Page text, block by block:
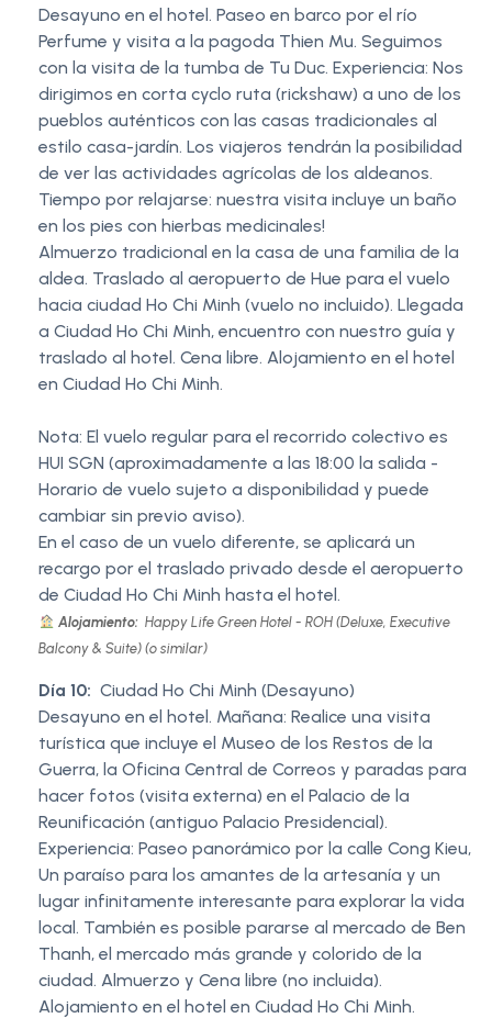
Desayuno en el hotel. Paseo en barco por el río
Perfume y visita a la pagoda Thien Mu. Seguimos
con la visita de la tumba de Tu Duc. Experiencia: Nos
dirigimos en corta cyclo ruta (rickshaw) a uno de los
pueblos auténticos con las casas tradicionales al
estilo casa-jardín. Los viajeros tendrán la posibilidad
de ver las actividades agrícolas de los aldeanos.
Tiempo por relajarse: nuestra visita incluye un baño
en los pies con hierbas medicinales!
Almuerzo tradicional en la casa de una familia de la
aldea. Traslado al aeropuerto de Hue para el vuelo
hacia ciudad Ho Chi Minh (vuelo no incluido). Llegada
a Ciudad Ho Chi Minh, encuentro con nuestro guía y
traslado al hotel. Cena libre. Alojamiento en el hotel
en Ciudad Ho Chi Minh.
Nota: El vuelo regular para el recorrido colectivo es
HUI SGN (aproximadamente a las 18:00 la salida -
Horario de vuelo sujeto a disponibilidad y puede
cambiar sin previo aviso).
En el caso de un vuelo diferente, se aplicará un
recargo por el traslado privado desde el aeropuerto
de Ciudad Ho Chi Minh hasta el hotel.
Alojamiento: Happy Life Green Hotel - ROH (Deluxe, Executive
Balcony & Suite) (o similar)
Día 10: Ciudad Ho Chi Minh (Desayuno)
Desayuno en el hotel. Mañana: Realice una visita
turística que incluye el Museo de los Restos de la
Guerra, la Oficina Central de Correos y paradas para
hacer fotos (visita externa) en el Palacio de la
Reunificación (antiguo Palacio Presidencial).
Experiencia: Paseo panorámico por la calle Cong Kieu,
Un paraíso para los amantes de la artesanía y un
lugar infinitamente interesante para explorar la vida
local. También es posible pararse al mercado de Ben
Thanh, el mercado más grande y colorido de la
ciudad. Almuerzo y Cena libre (no incluida).
Alojamiento en el hotel en Ciudad Ho Chi Minh.